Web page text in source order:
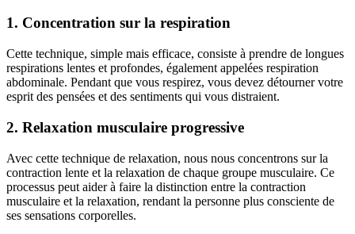
1. Concentration sur la respiration
Cette technique, simple mais efficace, consiste à prendre de longues
respirations lentes et profondes, également appelées respiration
abdominale. Pendant que vous respirez, vous devez détourner votre
esprit des pensées et des sentiments qui vous distraient.
2. Relaxation musculaire progressive
Avec cette technique de relaxation, nous nous concentrons sur la
contraction lente et la relaxation de chaque groupe musculaire. Ce
processus peut aider à faire la distinction entre la contraction
musculaire et la relaxation, rendant la personne plus consciente de
ses sensations corporelles.